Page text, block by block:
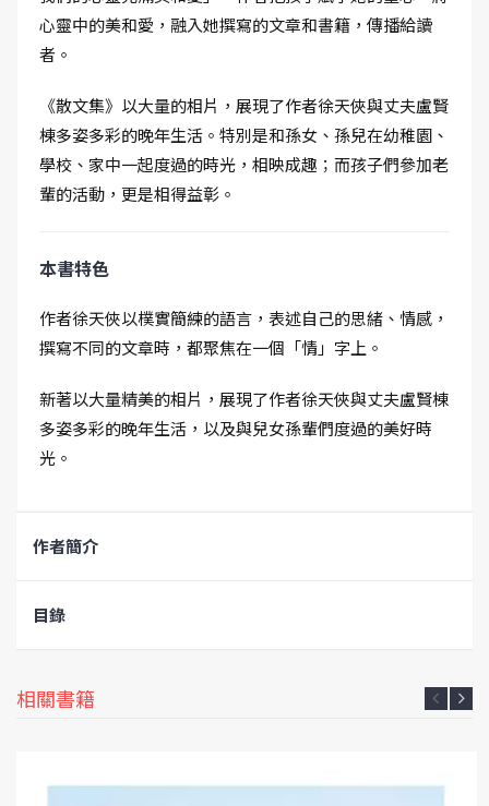
心靈中的美和愛，融入她撰寫的文章和書籍，傳播給讀
者。
《散文集》以大量的相片，展現了作者徐天俠與丈夫盧賢
棟多姿多彩的晚年生活。特別是和孫女、孫兒在幼稚園、
學校、家中一起度過的時光，相映成趣；而孩子們參加老
輩的活動，更是相得益彰。
本書特色
作者徐天俠以樸實簡練的語言，表述自己的思緒、情感，
撰寫不同的文章時，都聚焦在一個「情」字上。
新著以大量精美的相片，展現了作者徐天俠與丈夫盧賢棟
多姿多彩的晚年生活，以及與兒女孫輩們度過的美好時
光。
作者簡介
目錄
相關書籍